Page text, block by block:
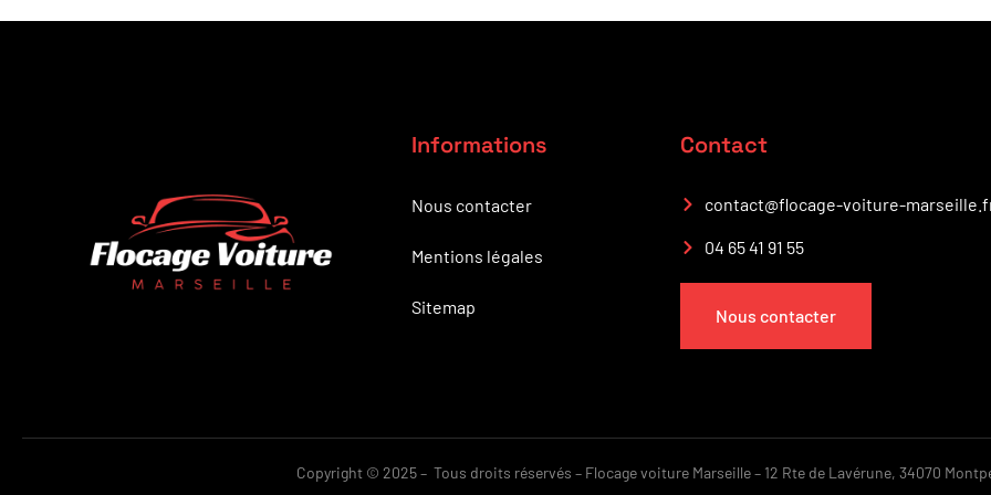
Informations
Nous contacter
Mentions légales
Sitemap
Contact
contact@flocage-voiture-
04 65 41 91 55
Nous contacter
Copyright © 2025 – Tous droits réservés – Flocage voiture Marseille – 12 Rte de Lavérune, 34070